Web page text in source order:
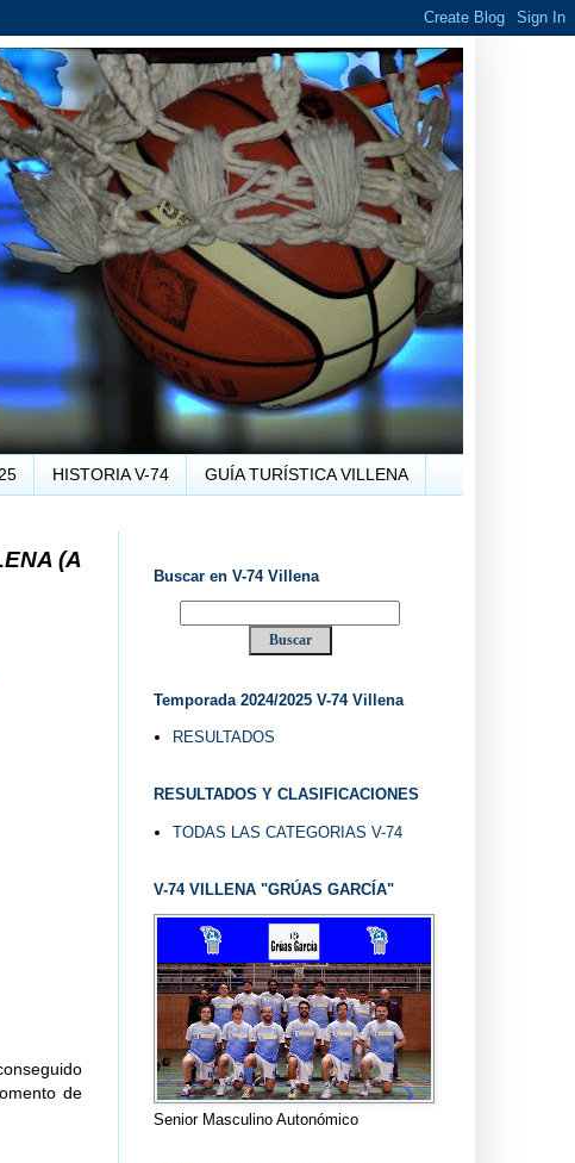
HISTORIA V-74 GUÍA TURÍSTICA VILLENA
... V-74 VILLENA DESDE 1.974 ... EL "UVE" ...
de
Buscar en V-74 Villena
Temporada 2024/2025 V-74 Villena
RESULTADOS
RESULTADOS Y CLASIFICACIONES
TODAS LAS CATEGORIAS V-74
V-74 VILLENA "GRÚAS GARCÍA"
Senior Masculino Autonómico